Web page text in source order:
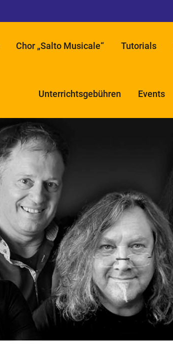
Chor „Salto Musicale“ Tutorials
Unterrichtsgebühren Events